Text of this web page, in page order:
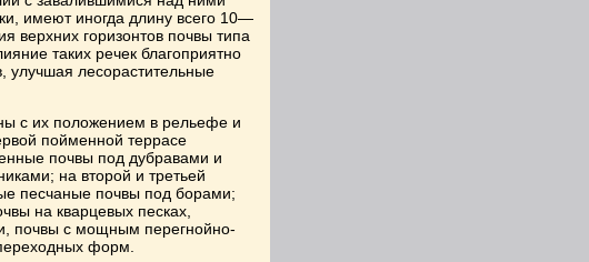
имеют иногда длину всего 10—
верхних горизонтов почвы типа
таких речек благоприятно
улучшая лесорастительные
с их положением в рельефе и
пойменной террасе
почвы под дубравами и
на второй и третьей
песчаные почвы под борами;
на кварцевых песках,
почвы с мощным перегнойно-
форм.